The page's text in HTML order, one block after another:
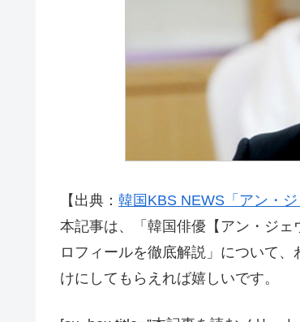
【出典： 韓国KBS NEWS「アン・ジ
本記事は、「韓国俳優【アン・ジ
ロフィールを徹底解説」について
けにしてもらえれば嬉しいです。